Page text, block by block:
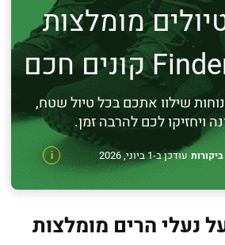
מומלצות
שילוו אתכם בכל טיול שטח,
ויחזיקו לכם להרבה זמן.
i עודכן ב-1 ביוני, 2026
נעלי הרים מומלצות